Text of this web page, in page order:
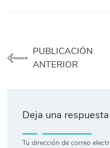
PUBLICACIÓN
ANTERIOR
Deja una respuesta
Tu dirección de correo